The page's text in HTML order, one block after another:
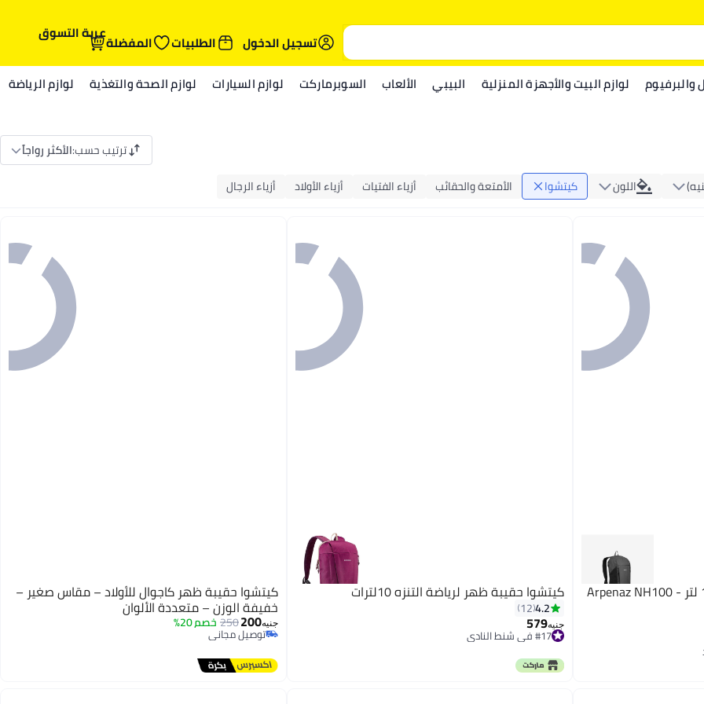
تسجيل الدخول
الطلبيات المفضلةعربة التسوق
والبرفيوم لوازم البيت والأجهزة المنزلية البيبي الألعاب السوبرماركت لوازم السيارات لوازم الصحة والتغذية لوازم الرياضة
ترتيب حسب:الأكثر رواجاً
اللون كيتشوا الأمتعة والحقائب أزياء الفتيات أزياء الأولاد أزياء الرجال
كيتشوا شنطة ظهر للتنزه 10 لتر - Arpenaz NH100 كيتشوا حقيبة ظهر لرياضة التنزه 10لترات
4.2
12
جنيه579
#17 في شنط النادي
كيتشوا حقيبة ظهر كاجوال للأولاد – مقاس صغير –
خفيفة الوزن – متعددة الألوان
جنيه200
250خصم 20%
توصيل مجاني
توصيل مجاني